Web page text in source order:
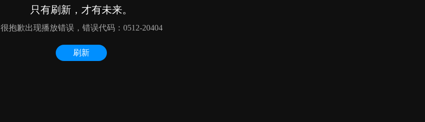
只有刷新，才有未来。
很抱歉出现播放错误，错误代码：0512-20404
刷新